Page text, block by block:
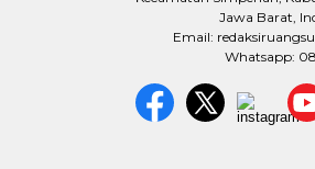
Jawa Barat,
Email:
Whatsapp: